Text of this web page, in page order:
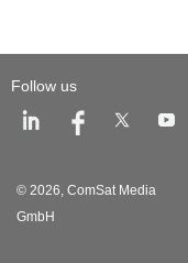
Follow us
© 2026, ComSat Media
GmbH